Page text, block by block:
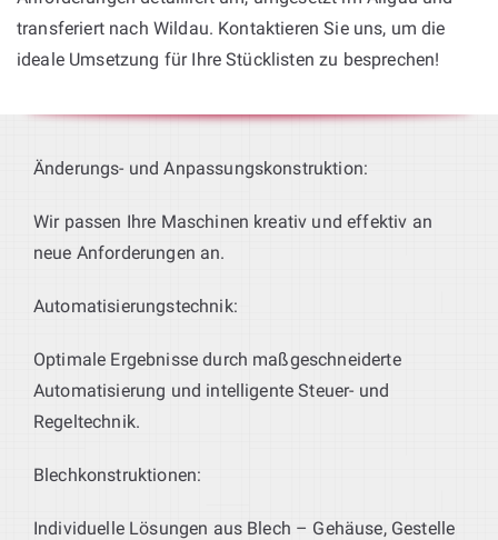
transferiert nach Wildau. Kontaktieren Sie uns, um die
ideale Umsetzung für Ihre Stücklisten zu besprechen!
Änderungs- und Anpassungskonstruktion:
Wir passen Ihre Maschinen kreativ und effektiv an
neue Anforderungen an.
Automatisierungstechnik:
Optimale Ergebnisse durch maßgeschneiderte
Automatisierung und intelligente Steuer- und
Regeltechnik.
Blechkonstruktionen:
Individuelle Lösungen aus Blech – Gehäuse, Gestelle